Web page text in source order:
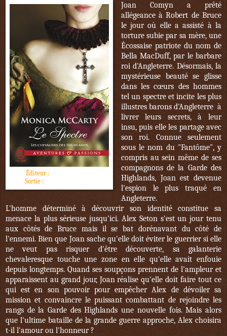
Éditeur :
Sortie :
Joan Comyn a prêté
allégeance à Robert de Bruce
le jour où elle a assisté à la
torture subie par sa mère, une
Écossaise patriote du nom de
Bella MacDuff, par le barbare
roi d'Angleterre. Désormais, la
mystérieuse beauté se glisse
dans les cœurs des hommes
tel un spectre et incite les plus
illustres barons d'Angleterre à
livrer leurs secrets, à leur
insu, puis elle les partage avec
son roi. Connue seulement
sous le nom du "Fantôme", y
compris au sein même de ses
compagnons de la Garde des
Highlands, Joan est devenue
l'espion le plus traqué en
Angleterre.
L'homme déterminé à découvrir son identité constitue sa
menace la plus sérieuse jusqu'ici. Alex Seton s'est un jour tenu
aux côtés de Bruce mais il se bat dorénavant du côté de
l'ennemi. Bien que Joan sache qu'elle doit éviter le guerrier si elle
ne veut pas risquer d'être découverte, sa galanterie
chevaleresque touche une zone en elle qu'elle avait enfouie
depuis longtemps. Quand ses soupçons prennent de l'ampleur et
apparaissent au grand jour, Joan réalise qu'elle doit faire tout ce
qui est en son pouvoir pour empêcher Alex de dévoiler sa
mission et convaincre le puissant combattant de rejoindre les
rangs de la Garde des Highlands une nouvelle fois. Mais alors
que l'ultime bataille de la grande guerre approche, Alex choisira
t-il l'amour ou l'honneur ?